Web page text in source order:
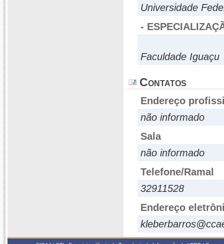
Universidade
-
Faculdade Iguaçu
Contatos
Endereço
não informado
Sala
não informado
Telefone/Ramal
32911528
Endereço